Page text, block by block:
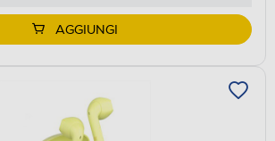
AGGIUNGI